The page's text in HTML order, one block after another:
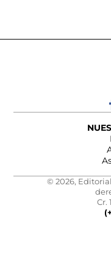
© 2026,
Cr.